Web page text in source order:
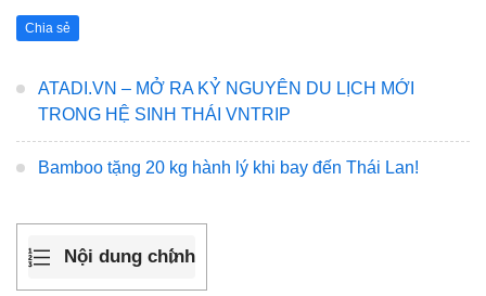
Chia sẻ
ATADI.VN – MỞ RA KỶ NGUYÊN DU LỊCH MỚI
TRONG HỆ SINH THÁI VNTRIP
Bamboo tặng 20 kg hành lý khi bay đến Thái Lan!
Nội dung chính